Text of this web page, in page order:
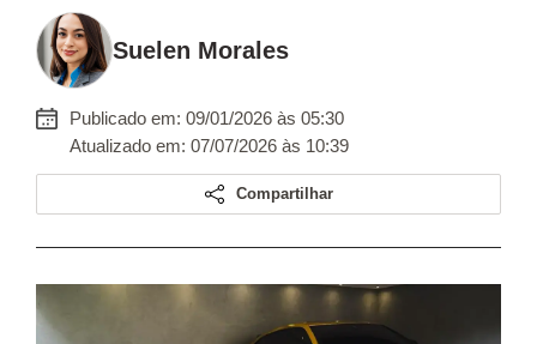
Suelen Morales
Publicado em: 09/01/2026 às 05:30
Atualizado em: 07/07/2026 às 10:39
Compartilhar